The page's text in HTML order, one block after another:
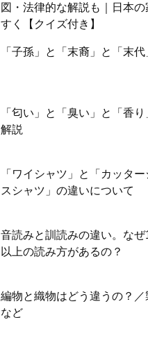
図・法律的な解説も｜日本
すく【クイズ付き】
「子孫」と「末裔」と「末
「匂い」と「臭い」と「香
解説
「ワイシャツ」と「カッタ
スシャツ」の違いについて
音読みと訓読みの違い。な
以上の読み方があるの？
編物と織物はどう違うの？
など